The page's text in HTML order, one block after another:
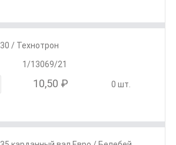
/ Технотрон
1/13069/21
10,50 ₽ 0 шт.